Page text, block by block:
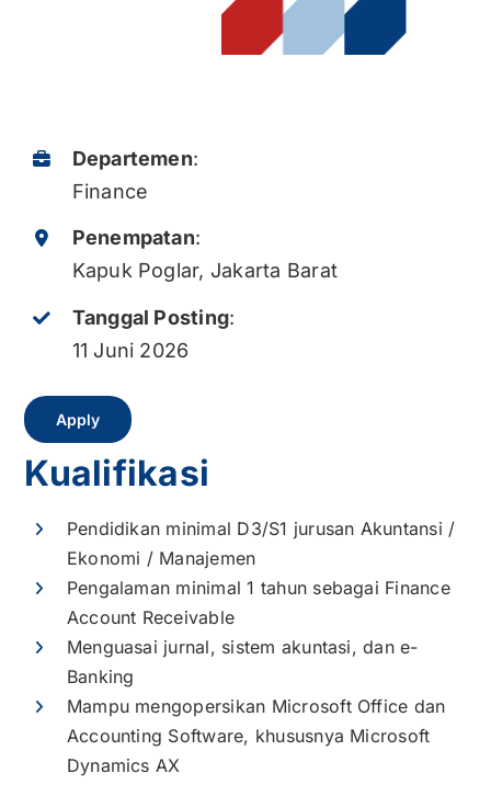
Departemen:
Finance
Penempatan:
Kapuk Poglar, Jakarta Barat
Tanggal Posting:
11 Juni 2026
Apply
Kualifikasi
Pendidikan minimal D3/S1 jurusan Akuntansi /
Ekonomi / Manajemen
Pengalaman minimal 1 tahun sebagai Finance
Account Receivable
Menguasai jurnal, sistem akuntasi, dan e-
Banking
Mampu mengopersikan Microsoft Office dan
Accounting Software, khususnya Microsoft
Dynamics AX